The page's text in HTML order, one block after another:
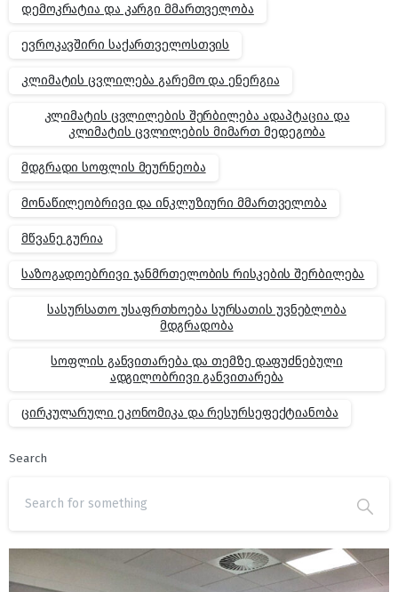
დემოკრატია და კარგი მმართველობა
ევროკავშირი საქართველოსთვის
კლიმატის ცვლილება გარემო და ენერგია
კლიმატის ცვლილების შერბილება ადაპტაცია და
კლიმატის ცვლილების მიმართ მედეგობა
მდგრადი სოფლის მეურნეობა
მონაწილეობრივი და ინკლუზიური მმართველობა
მწვანე გურია
საზოგადოებრივი ჯანმრთელობის რისკების შერბილება
სასურსათო უსაფრთხოება სურსათის უვნებლობა
მდგრადობა
სოფლის განვითარება და თემზე დაფუძნებული
ადგილობრივი განვითარება
ცირკულარული ეკონომიკა და რესურსეფექტიანობა
Search